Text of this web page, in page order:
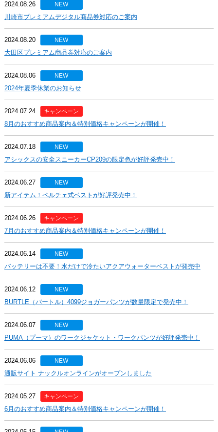
2024.08.26 NEW
川崎市プレミアムデジタル商品券対応のご案内
2024.08.20 NEW
大田区プレミアム商品券対応のご案内
2024.08.06 NEW
2024年夏季休業のお知らせ
2024.07.24 キャンペーン
8月のおすすめ商品案内＆特別価格キャンペーンが開催！
2024.07.18 NEW
アシックスの安全スニーカーCP209の限定色が好評発売中！
2024.06.27 NEW
新アイテム！ペルチェ式ベストが好評発売中！
2024.06.26 キャンペーン
7月のおすすめ商品案内＆特別価格キャンペーンが開催！
2024.06.14 NEW
バッテリーは不要！水だけで冷たいアクアウォーターベストが発売中
2024.06.12 NEW
BURTLE（バートル）4099ジョガーパンツが数量限定で発売中！
2024.06.07 NEW
PUMA（プーマ）のワークジャケット・ワークパンツが好評発売中！
2024.06.06 NEW
通販サイト ナックルオンラインがオープンしました
2024.05.27 キャンペーン
6月のおすすめ商品案内＆特別価格キャンペーンが開催！